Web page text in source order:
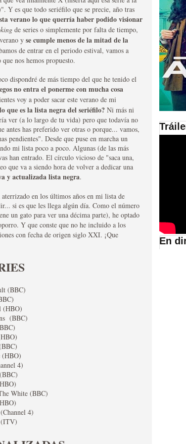
SVOD
se superará
España
una de las
Y es que todo seriéfilo que se precie, año tras
verano lo que querría haber podido visionar
de series o simplemente por falta de tiempo,
y se cumple menos de la mitad de la
de entrar en el periodo estival, vamos a
nos hemos propuesto.
dispondré de más tiempo del que he tenido el
no entra el ponerme con mucha cosa
voy a poder sacar este verano de mi
que es la lista negra del seriéfilo? Ni más ni
ver (a lo largo de tu vida) pero que todavía no
antes has preferido ver otras o porque... vamos,
pendientes". Desde que puse en marcha un
mi lista poco a poco. Algunas (de las más
han entrado. El círculo vicioso de "saca una,
que va a siendo hora de volver a dedicar una
y actualizada lista negra.
en los últimos años en mi lista de
si es que les llega algún día. Como el número
un gato para ver una décima parte), he optado
Y que conste que no he incluido a los
con fecha de origen siglo XXI. ¡Que
(BBC)
(HBO)
(BBC)
(HBO)
4)
White (BBC)
4)
En